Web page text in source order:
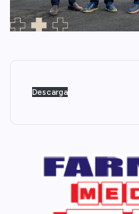
Descarga